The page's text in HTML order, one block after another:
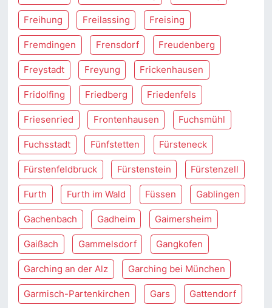
Freihung Freilassing Freising
Fremdingen Frensdorf Freudenberg
Freystadt Freyung Frickenhausen
Fridolfing Friedberg Friedenfels
Friesenried Frontenhausen Fuchsmühl
Fuchsstadt Fünfstetten Fürsteneck
Fürstenfeldbruck Fürstenstein Fürstenzell
Furth Furth im Wald Füssen Gablingen
Gachenbach Gadheim Gaimersheim
Gaißach Gammelsdorf Gangkofen
Garching an der Alz Garching bei München
Garmisch-Partenkirchen Gars Gattendorf